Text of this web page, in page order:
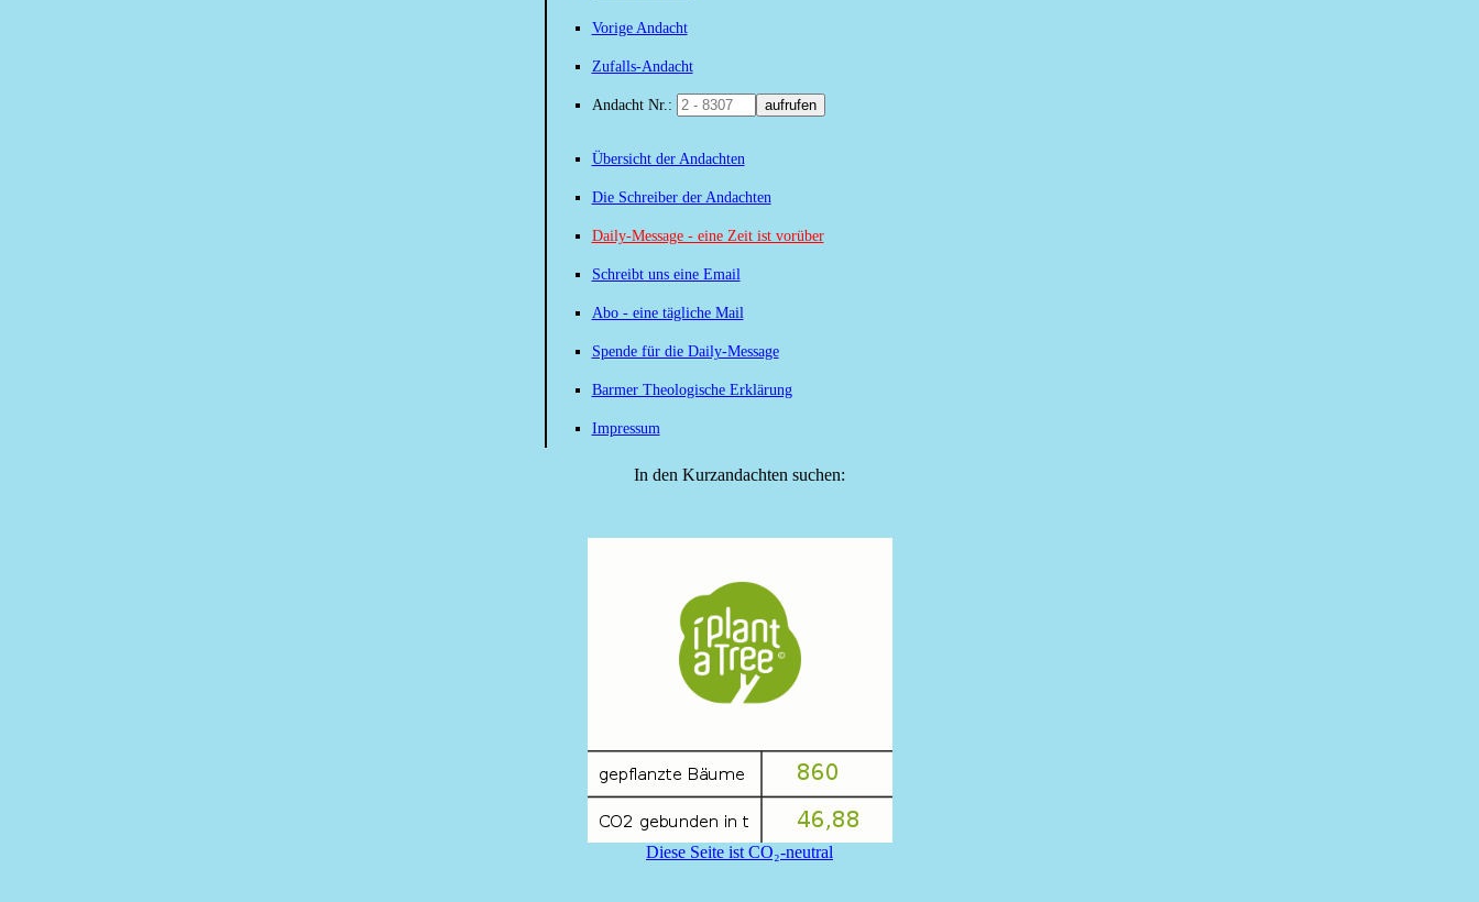
Vorige Andacht
Zufalls-Andacht
Andacht Nr.: aufrufen
Übersicht der Andachten
Die Schreiber der Andachten
Daily-Message - eine Zeit ist vorüber
Schreibt uns eine Email
Abo - eine tägliche Mail
Spende für die Daily-Message
Barmer Theologische Erklärung
Impressum
In den Kurzandachten suchen:
Diese Seite ist CO₂-neutral